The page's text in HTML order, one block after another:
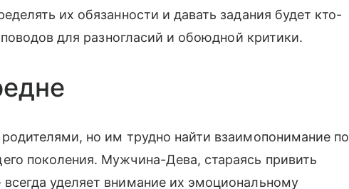
их обязанности и давать задания будет кто-
для разногласий и обоюдной критики.
но им трудно найти взаимопонимание по
поколения. Мужчина-Дева, стараясь привить
уделяет внимание их эмоциональному